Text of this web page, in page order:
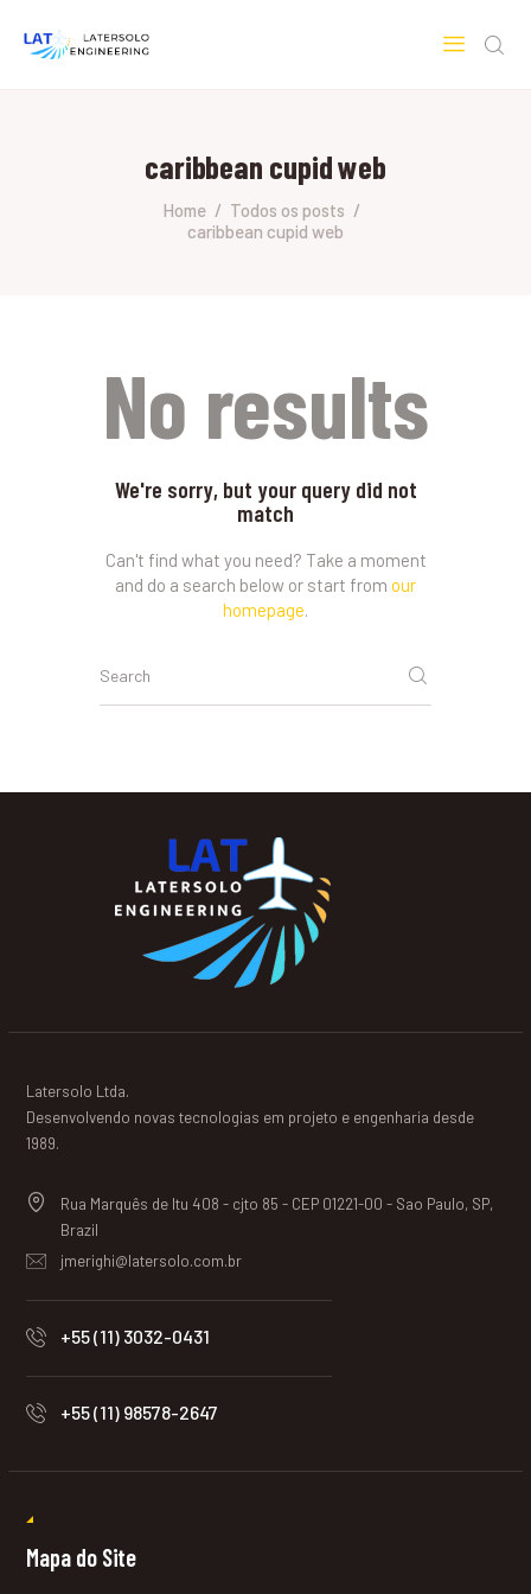
caribbean cupid web
Home
Todos os posts
caribbean cupid web
SOBRE A LATERSOLO
ENGINEERING
No results
We're sorry, but your query did not
match
Can't find what you need? Take a moment
and do a search below or start from our
homepage.
Latersolo Ltda.
Desenvolvendo novas tecnologias em projeto e engenharia desde
1989.
Rua Marquês de Itu 408 - cjto 85 - CEP 01221-00 - Sao Paulo, SP,
Brazil
jmerighi@latersolo.com.br
+55 (11) 3032-0431
+55 (11) 98578-2647
Mapa do Site